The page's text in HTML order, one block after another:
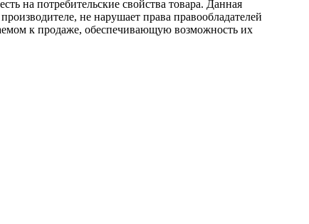
на потребительские свойства товара. Данная
не нарушает права правообладателей
к продаже, обеспечивающую возможность их